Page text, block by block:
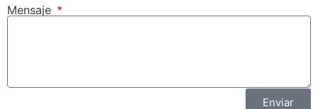
Mensaje
Enviar